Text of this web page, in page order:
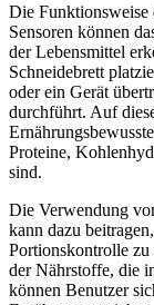
Die Funktionsweise
Sensoren können
der Lebensmittel
Schneidebrett
oder ein Gerät
durchführt. Auf
Proteine,
sind.
Die Verwendung
kann dazu
Portionskontrolle zu
der Nährstoffe, die
können Benutzer